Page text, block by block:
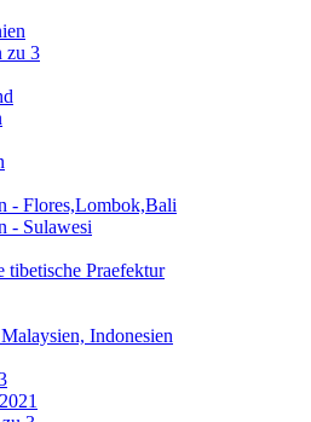
zu 3
- Flores,Lombok,Bali
- Sulawesi
tibetische Praefektur
Indonesien